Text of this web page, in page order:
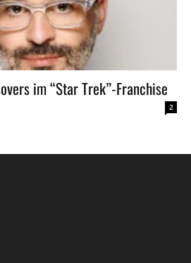
im “Star Trek”-Franchise
2